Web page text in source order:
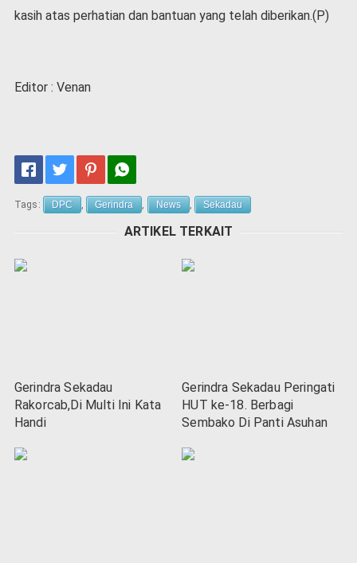
kasih atas perhatian dan bantuan yang telah diberikan.(P)
Editor : Venan
Tags: DPC Gerindra News Sekadau
ARTIKEL TERKAIT
Gerindra Sekadau
Rakorcab,Di Multi Ini Kata
Handi
Gerindra Sekadau Peringati
HUT ke-18. Berbagi
Sembako Di Panti Asuhan